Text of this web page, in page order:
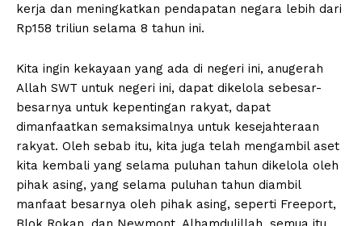
kerja dan meningkatkan pendapatan negara lebih dari
Rp158 triliun selama 8 tahun ini.
Kita ingin kekayaan yang ada di negeri ini, anugerah
Allah SWT untuk negeri ini, dapat dikelola sebesar-
besarnya untuk kepentingan rakyat, dapat
dimanfaatkan semaksimalnya untuk kesejahteraan
rakyat. Oleh sebab itu, kita juga telah mengambil aset
kita kembali yang selama puluhan tahun dikelola oleh
pihak asing, yang selama puluhan tahun diambil
manfaat besarnya oleh pihak asing, seperti Freeport,